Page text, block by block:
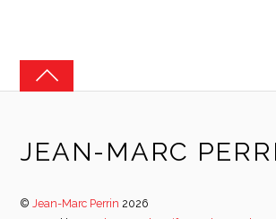
JEAN-MARC
©Jean-Marc Perrin 2026